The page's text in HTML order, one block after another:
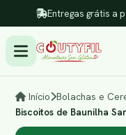
Entregas grátis a
Início Bolachas e
Biscoitos de Baunilha